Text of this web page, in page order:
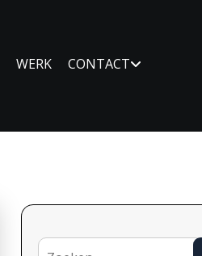
WERK CONTACT
Zoeken